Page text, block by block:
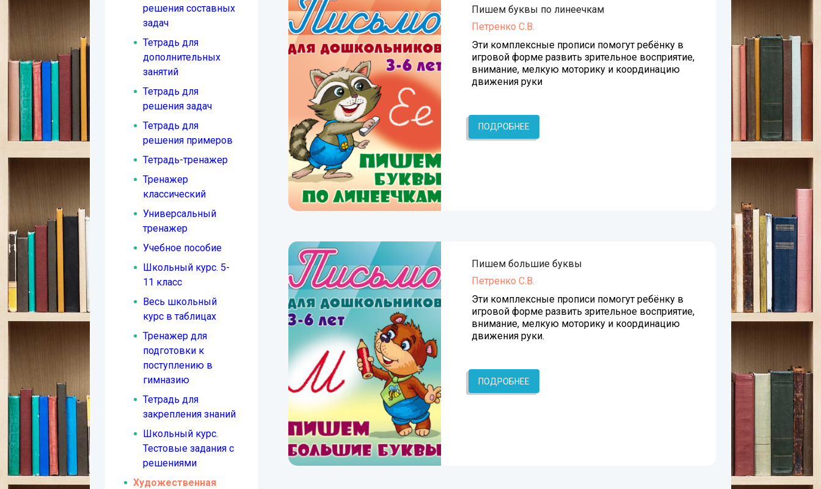
Пишем буквы по линеечкам
Петренко С.В.
Эти комплексные прописи помогут ребёнку в
игровой форме развить зрительное восприятие,
внимание, мелкую моторику и координацию
движения руки
ПОДРОБНЕЕ
Пишем большие буквы
Петренко С.В.
Эти комплексные прописи помогут ребёнку в
игровой форме развить зрительное восприятие,
внимание, мелкую моторику и координацию
движения руки.
ПОДРОБНЕЕ
решения составных
задач
Тетрадь для
дополнительных
занятий
Тетрадь для
решения задач
Тетрадь для
решения примеров
Тетрадь-тренажер
Тренажер
классический
Универсальный
тренажер
Учебное пособие
Школьный курс. 5-
11 класс
Весь школьный
курс в таблицах
Тренажер для
подготовки к
поступлению в
гимназию
Тетрадь для
закрепления знаний
Школьный курс.
Тестовые задания с
решениями
Художественная